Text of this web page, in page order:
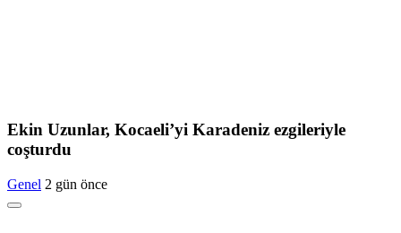
Ekin Uzunlar, Kocaeli’yi Karadeniz ezgileriyle
coşturdu
Genel 2 gün önce